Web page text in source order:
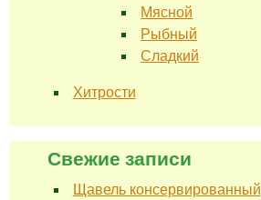
Мясной
Рыбный
Сладкий
Хитрости
Свежие записи
Щавель консервированный